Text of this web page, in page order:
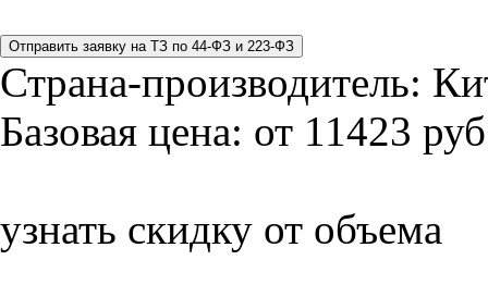
Страна-производитель:
Базовая цена: от 11423
узнать скидку от объема